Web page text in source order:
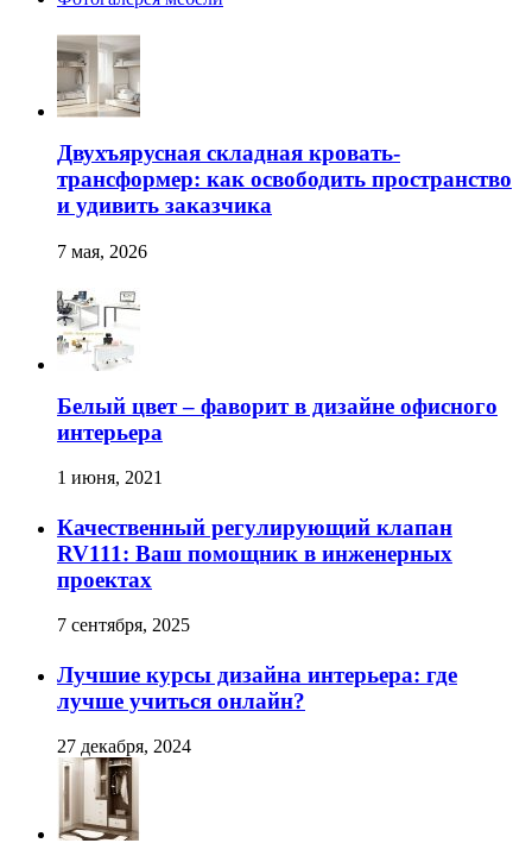
Двухъярусная складная кровать-
трансформер: как освободить пространство
и удивить заказчика
7 мая, 2026
Белый цвет – фаворит в дизайне офисного
интерьера
1 июня, 2021
Качественный регулирующий клапан
RV111: Ваш помощник в инженерных
проектах
7 сентября, 2025
Лучшие курсы дизайна интерьера: где
лучше учиться онлайн?
27 декабря, 2024